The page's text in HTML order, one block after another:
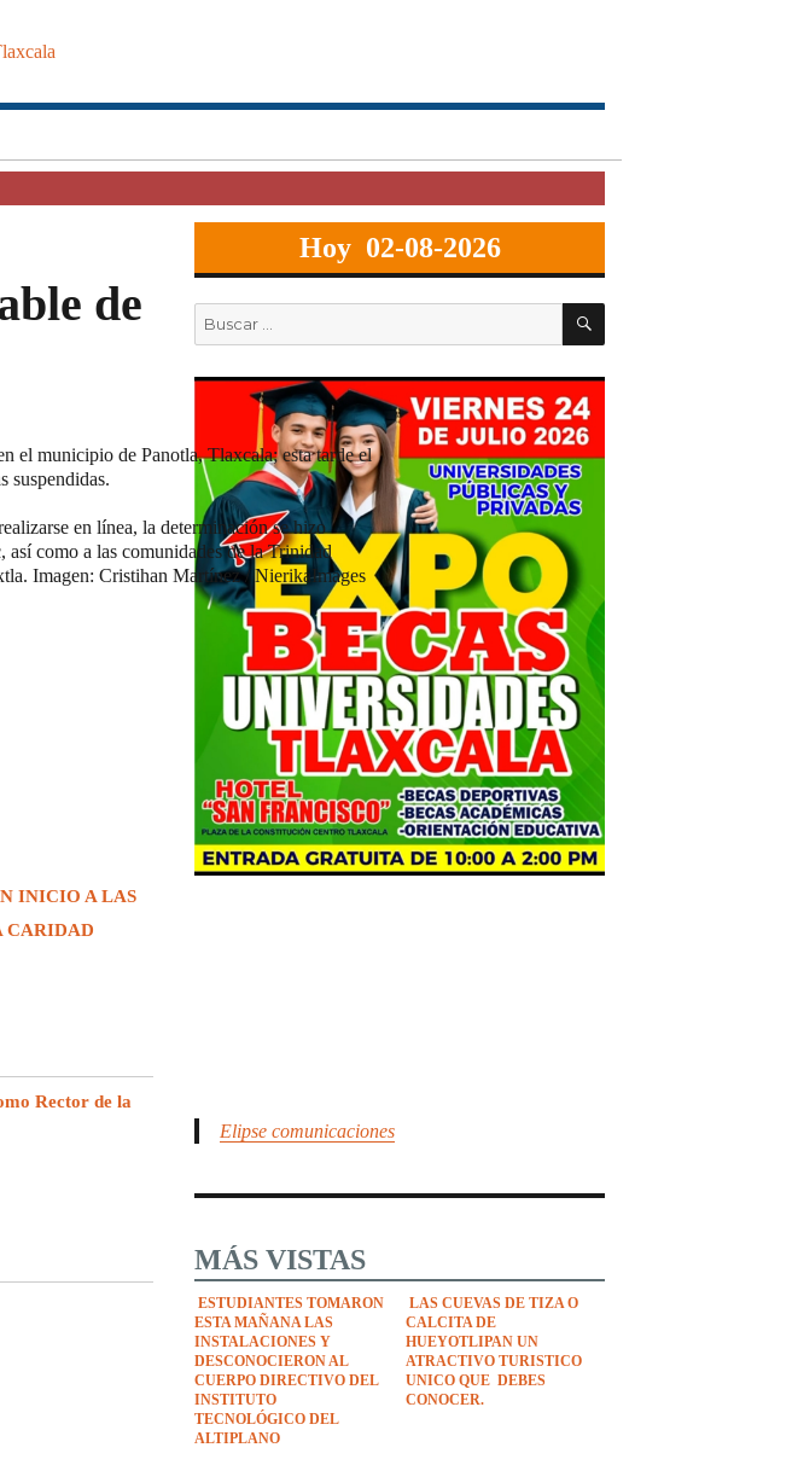
de
el municipio de Panotla, Tlaxcala; esta tarde el
suspendidas.
en línea, la determinación se hizo
como a las comunidades de la Trinidad
Imagen: Cristihan Martínez / NierikaImages
INICIO A LAS
CARIDAD
Rector de la
Hoy 02-08-2026
BUSCAR
Elipse comunicaciones
MÁS VISTAS
ESTUDIANTES TOMARON
ESTA MAÑANA LAS
INSTALACIONES Y
DESCONOCIERON AL
CUERPO DIRECTIVO DEL
INSTITUTO
TECNOLÓGICO DEL
ALTIPLANO
LAS CUEVAS DE TIZA O
CALCITA DE
HUEYOTLIPAN UN
ATRACTIVO TURISTICO
UNICO QUE DEBES
CONOCER.